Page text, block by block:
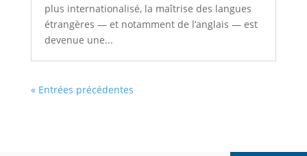
plus internationalisé, la maîtrise des langues
étrangères — et notamment de l’anglais — est
devenue une...
« Entrées précédentes